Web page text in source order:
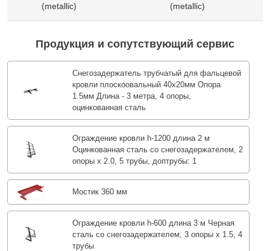
(metallic)
(metallic)
Продукция и сопутствующий сервис
Снегозадержатель трубчатый для фальцевой
кровли плоскоовальный 40х20мм Опора
1.5мм Длина - 3 метра, 4 опоры,
оцинкованная сталь
Ограждение кровли h-1200 длина 2 м
Оцинкованная сталь со снегозадержателем, 2
опоры х 2.0, 5 трубы, доптрубы: 1
Мостик 360 мм
Ограждение кровли h-600 длина 3 м Черная
сталь со снегозадержателем, 3 опоры х 1.5, 4
трубы